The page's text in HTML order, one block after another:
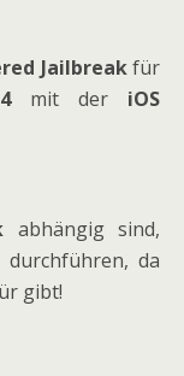
Jailbreakfür
mit der iOS
abhängig sind,
durchführen, da
gibt!